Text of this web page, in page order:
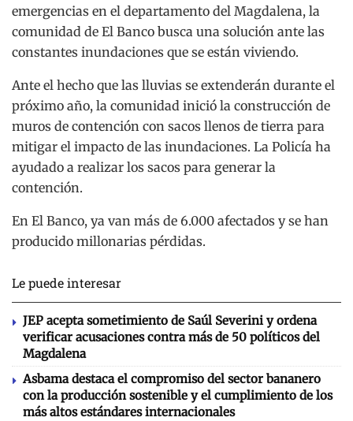
emergencias en el departamento del Magdalena, la
comunidad de El Banco busca una solución ante las
constantes inundaciones que se están viviendo.
Ante el hecho que las lluvias se extenderán durante el
próximo año, la comunidad inició la construcción de
muros de contención con sacos llenos de tierra para
mitigar el impacto de las inundaciones. La Policía ha
ayudado a realizar los sacos para generar la
contención.
En El Banco, ya van más de 6.000 afectados y se han
producido millonarias pérdidas.
Le puede interesar
JEP acepta sometimiento de Saúl Severini y ordena
verificar acusaciones contra más de 50 políticos del
Magdalena
Asbama destaca el compromiso del sector bananero
con la producción sostenible y el cumplimiento de los
más altos estándares internacionales